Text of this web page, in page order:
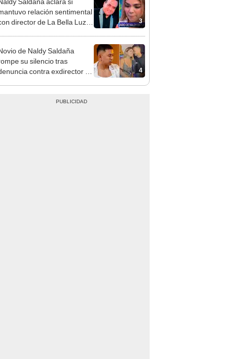
3
relación sentimental
director de La Bella Luz
4
de Naldy Saldaña
su silencio tras
contra exdirector de